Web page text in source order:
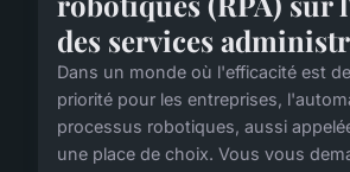
des services
Dans un monde où l'efficacité est
priorité pour les entreprises,
processus robotiques, aussi
une place de choix. Vous vous